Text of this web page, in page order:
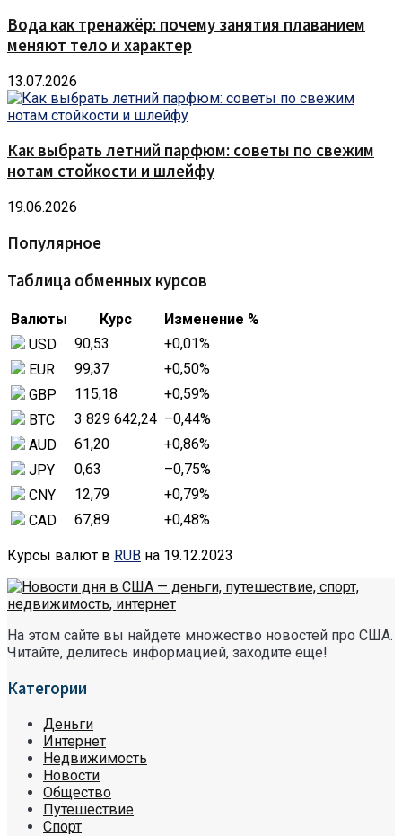
Вода как тренажёр: почему занятия плаванием
меняют тело и характер
13.07.2026
Как выбрать летний парфюм: советы по свежим
нотам стойкости и шлейфу
19.06.2026
Популярное
Таблица обменных курсов
Валюты Курс
Изменение %
USD
90,53 +0,01%
EUR
99,37 +0,50%
GBP
115,18 +0,59%
BTC
3 829 642,24 –0,44%
AUD
61,20 +0,86%
JPY
0,63 –0,75%
CNY
12,79 +0,79%
CAD
67,89 +0,48%
Курсы валют в RUB на 19.12.2023
На этом сайте вы найдете множество новостей про США.
Читайте, делитесь информацией, заходите еще!
Категории
Деньги
Интернет
Недвижимость
Новости
Общество
Путешествие
Спорт